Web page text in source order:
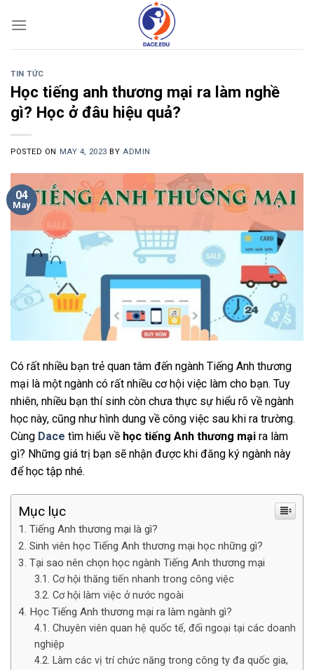
TIN TỨC
Học tiếng anh thương mại ra làm nghề
gì? Học ở đâu hiệu quả?
POSTED ON MAY 4, 2023 BY ADMIN
04
May
Có rất nhiều bạn trẻ quan tâm đến ngành Tiếng Anh thương
mại là một ngành có rất nhiều cơ hội việc làm cho bạn. Tuy
nhiên, nhiều bạn thí sinh còn chưa thực sự hiểu rõ về ngành
học này, cũng như hình dung về công việc sau khi ra trường.
Cùng Dace tìm hiểu về học tiếng Anh thương mại ra làm
gì? Những giá trị bạn sẽ nhận được khi đăng ký ngành này
để học tập nhé.
Mục lục
Tiếng Anh thương mại là gì?
Sinh viên học Tiếng Anh thương mại học những gì?
Tại sao nên chọn học ngành Tiếng Anh thương mại
Cơ hội thăng tiến nhanh trong công việc
Cơ hội làm việc ở nước ngoài
Học Tiếng Anh thương mại ra làm ngành gì?
Chuyên viên quan hệ quốc tế, đối ngoại tại các doanh
nghiệp
Làm các vị trí chức năng trong công ty đa quốc gia,